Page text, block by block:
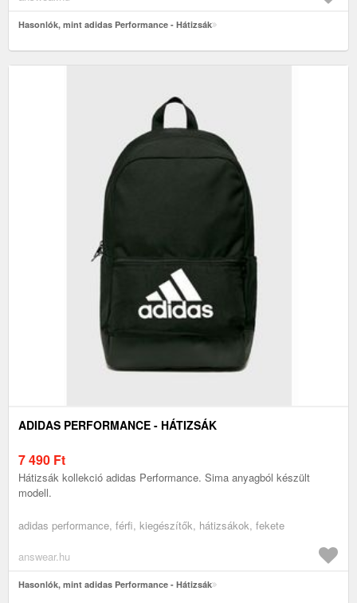
Hasonlók, mint adidas Performance - Hátizsák
ADIDAS PERFORMANCE - HÁTIZSÁK
7 490 Ft
Hátizsák kollekció adidas Performance. Sima anyagból készült
modell.
adidas performance, férfi, kiegészítők, hátizsákok, fekete
answear.hu
Hasonlók, mint adidas Performance - Hátizsák